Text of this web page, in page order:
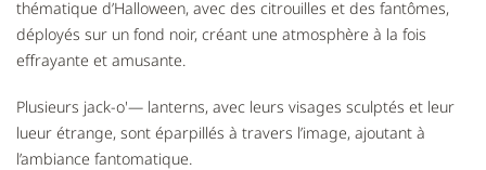
thématique d’Halloween, avec des citrouilles et des fantômes,
déployés sur un fond noir, créant une atmosphère à la fois
effrayante et amusante.
Plusieurs jack-o'— lanterns, avec leurs visages sculptés et leur
lueur étrange, sont éparpillés à travers l’image, ajoutant à
l’ambiance fantomatique.